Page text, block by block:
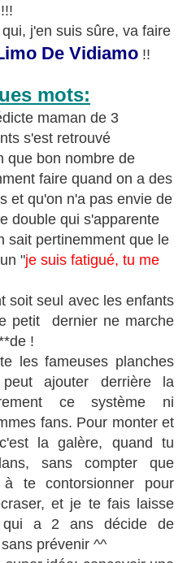
j'en suis sûre, va faire
De Vidiamo !!
mots:
maman de 3
s'est retrouvé
que bon nombre de
faire quand on a des
et qu'on n'a pas envie de
double qui s'apparente
sait pertinemment que le
"je suis fatigué, tu me
soit seul avec les enfants
petit dernier ne marche
!
les fameuses planches
ajouter derrière la
ce système ni
fans. Pour monter et
la galère, quand tu
sans compter que
à te contorsionner pour
et je te fais laisse
qui a 2 ans décide de
prévenir ^^